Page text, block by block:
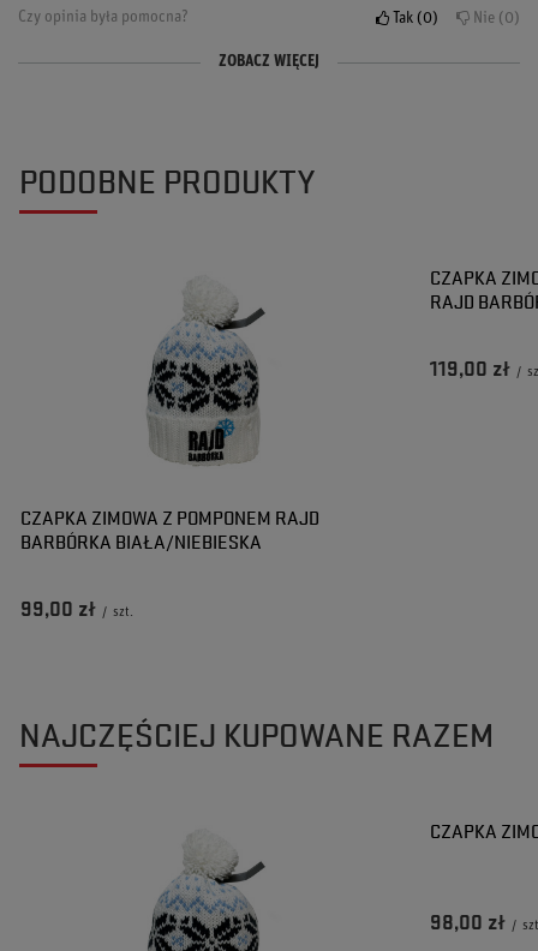
Czy opinia była pomocna?
Tak 0 Nie 0
Opinia potwierdzona zakupem
2024-12-10
Kamil
Opinia potwierdzona zakupem
2024-12-03
Justyna
ZOBACZ WIĘCEJ
PODOBNE PRODUKTY
CZAPKA ZIMOWA Z POMPONEM RAJD
BARBÓRKA BIAŁA/NIEBIESKA
99,00 zł / szt.
CZAPKA
RAJD
119,00 zł /
NAJCZĘŚCIEJ KUPOWANE RAZEM
CZAPKA
98,00 zł /